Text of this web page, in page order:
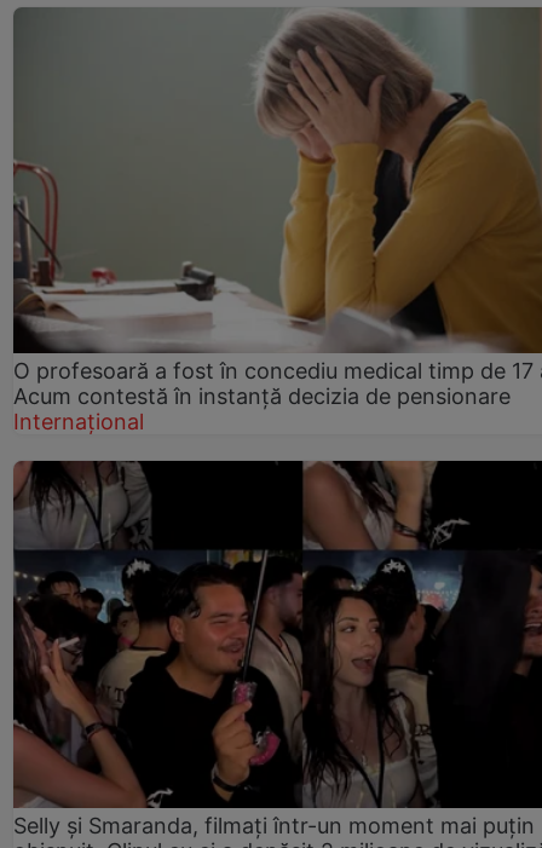
O profesoară a fost în concediu medical timp de 17
Acum contestă în instanță decizia de pensionare
Internațional
Selly și Smaranda, filmați într-un moment mai puțin